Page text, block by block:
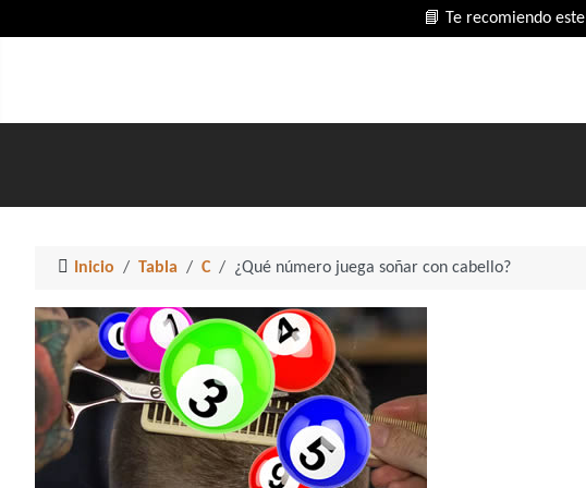
📘 Te recomiendo este
Inicio Tabla C ¿Qué número juega soñar con cabello?